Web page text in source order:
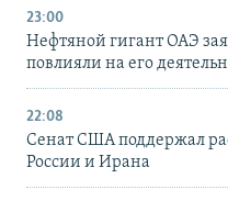
23:00
Нефтяной гигант ОАЭ
повлияли на его
22:08
Сенат США поддержал
России и Ирана